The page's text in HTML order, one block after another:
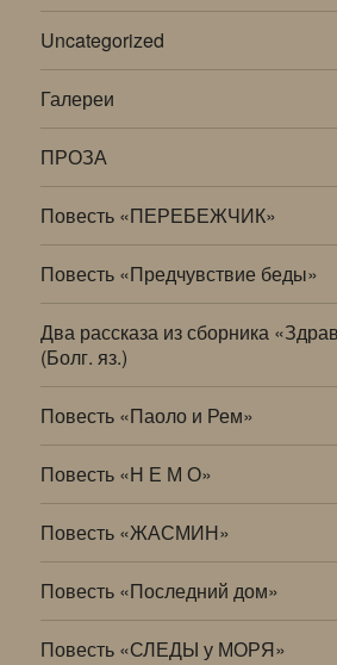
Uncategorized
Галереи
ПРОЗА
Повесть «ПЕРЕБЕЖЧИК»
Повесть «Предчувствие беды»
Два рассказа из сборника
(Болг. яз.)
Повесть «Паоло и Рем»
Повесть «Н Е М О»
Повесть «ЖАСМИН»
Повесть «Последний дом»
Повесть «СЛЕДЫ у МОРЯ»